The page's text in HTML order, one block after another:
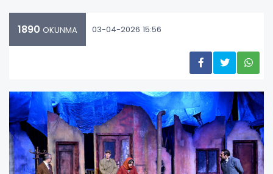
1890 OKUNMA 03-04-2026 15:56